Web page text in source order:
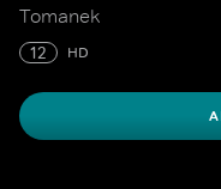
Tomanek
12 HD